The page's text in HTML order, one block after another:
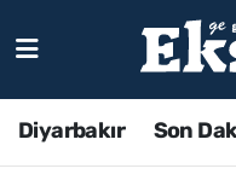
Diyarbakır Son